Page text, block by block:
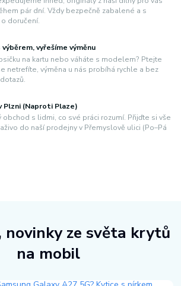
pár dní. Vždy bezpečně zabalené a s
doručení.
vyřešíme výměnu
na kartu nebo váháte s modelem? Ptejte
netrefíte, výměna u nás probíhá rychle a bez
Plzni (Naproti Plaze)
obchod s lidmi, co své práci rozumí. Přijďte si vše
do naší prodejny v Přemyslově ulici (Po–Pá
novinky ze světa krytů
na mobil